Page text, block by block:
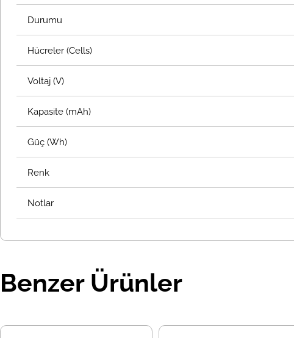
Durumu
Hücreler (Cells)
Voltaj (V)
Kapasite (mAh)
Güç (Wh)
Renk
Notlar
Benzer Ürünler